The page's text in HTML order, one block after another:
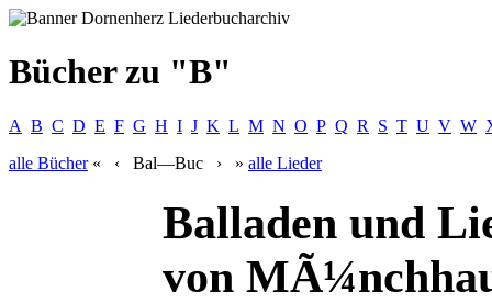
Bücher zu "B"
A B C D E F G H I J K L M N O P Q R S T U V W
alle Bücher« ‹ Bal—Buc › » alle Lieder
Balladen und
von